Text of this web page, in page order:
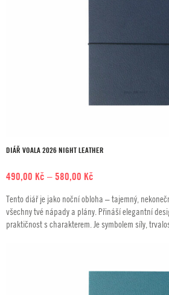
DIÁŘ VOALA 2026 NIGHT LEATHER
490,00 Kč –580,00 Kč
490,00 Kč
až
580,00 Kč
Tento diář je jako noční obloha – tajemný,
všechny tvé nápady a plány. Přináší elegantní
praktičnost s charakterem. Je symbolem síly,